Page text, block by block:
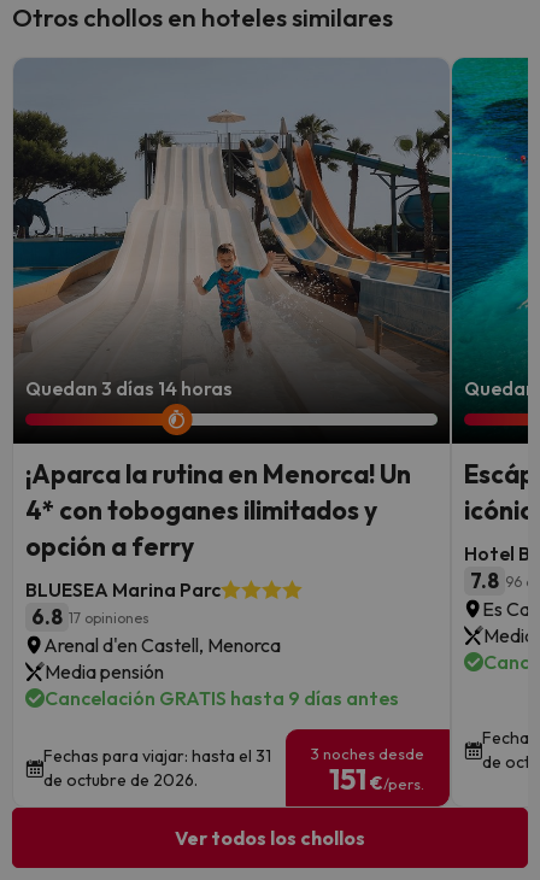
Otros chollos en hoteles similares
Quedan 3 días 14 horas
¡Aparca la rutina en Menorca! Un
4* con toboganes ilimitados y
opción a ferry
BLUESEA Marina Parc
6.8 17 opiniones
Arenal d'en Castell, Menorca
Media pensión
Cancelación GRATIS hasta 9 días antes
Fechas para viajar: hasta el 31
de octubre de 2026.
3 noches desde
151 €/pers.
Quedan
Hotel
7.8 96
Es
Media
de
Ver todos los chollos